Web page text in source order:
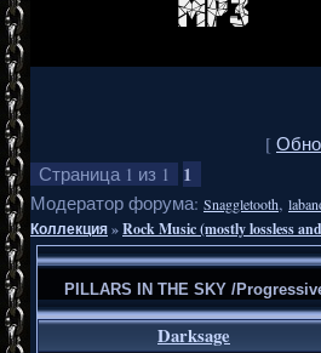
[
Страница 1 из 1 1
Модератор форума: Snaggletooth,
Коллекция»Rock Music (mostly lossless
PILLARS IN THE SKY /
Darksage